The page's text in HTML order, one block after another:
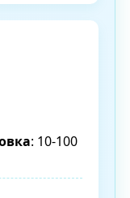
: 10-100